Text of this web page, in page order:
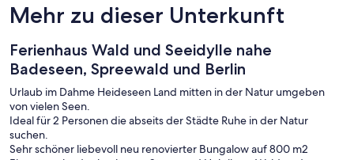
Mehr zu dieser Unterkunft
Ferienhaus Wald und Seeidylle nahe
Badeseen, Spreewald und Berlin
Urlaub im Dahme Heideseen Land mitten in der Natur umgeben
von vielen Seen.
Ideal für 2 Personen die abseits der Städte Ruhe in der Natur
suchen.
Sehr schöner liebevoll neu renovierter Bungalow auf 800 m2